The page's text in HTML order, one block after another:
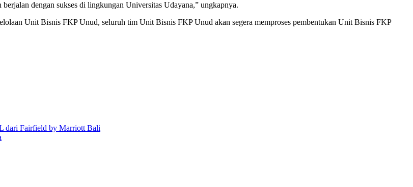
dengan sukses di lingkungan Universitas Udayana,” ungkapnya.
Unit Bisnis FKP Unud, seluruh tim Unit Bisnis FKP Unud akan segera memproses pembentukan Unit Bisnis FKP
dari Fairfield by Marriott Bali